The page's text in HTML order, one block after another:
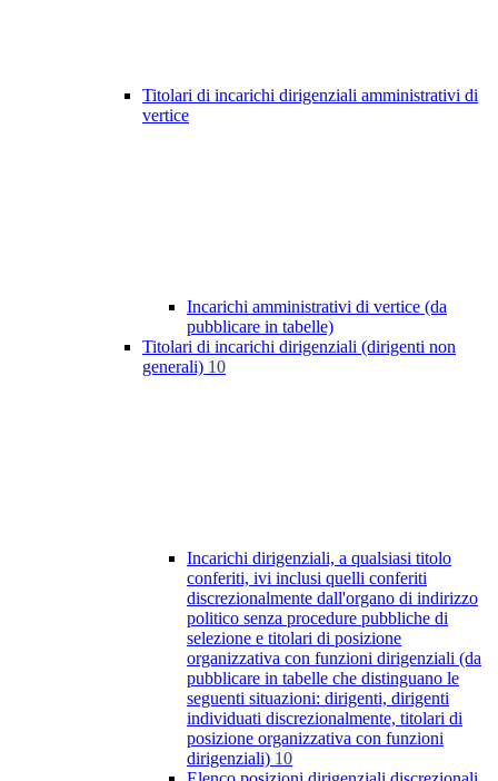
Titolari di incarichi dirigenziali amministrativi di
vertice
Incarichi amministrativi di vertice (da
pubblicare in tabelle)
Titolari di incarichi dirigenziali (dirigenti non
generali) 10
Incarichi dirigenziali, a qualsiasi titolo
conferiti, ivi inclusi quelli conferiti
discrezionalmente dall'organo di indirizzo
politico senza procedure pubbliche di
selezione e titolari di posizione
organizzativa con funzioni dirigenziali (da
pubblicare in tabelle che distinguano le
seguenti situazioni: dirigenti, dirigenti
individuati discrezionalmente, titolari di
posizione organizzativa con funzioni
dirigenziali) 10